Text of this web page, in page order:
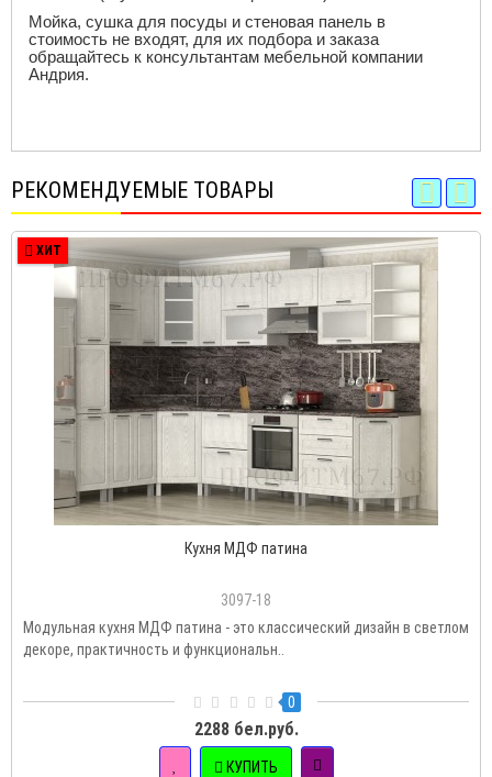
Мойка, сушка для посуды и стеновая панель в
стоимость не входят, для их подбора и заказа
обращайтесь к консультантам мебельной компании
Андрия.
РЕКОМЕНДУЕМЫЕ ТОВАРЫ
ХИТ
Кухня МДФ патина
3097-18
Модульная кухня МДФ патина - это классический дизайн в светлом
декоре, практичность и функциональн..
0
2288 бел.руб.
КУПИТЬ